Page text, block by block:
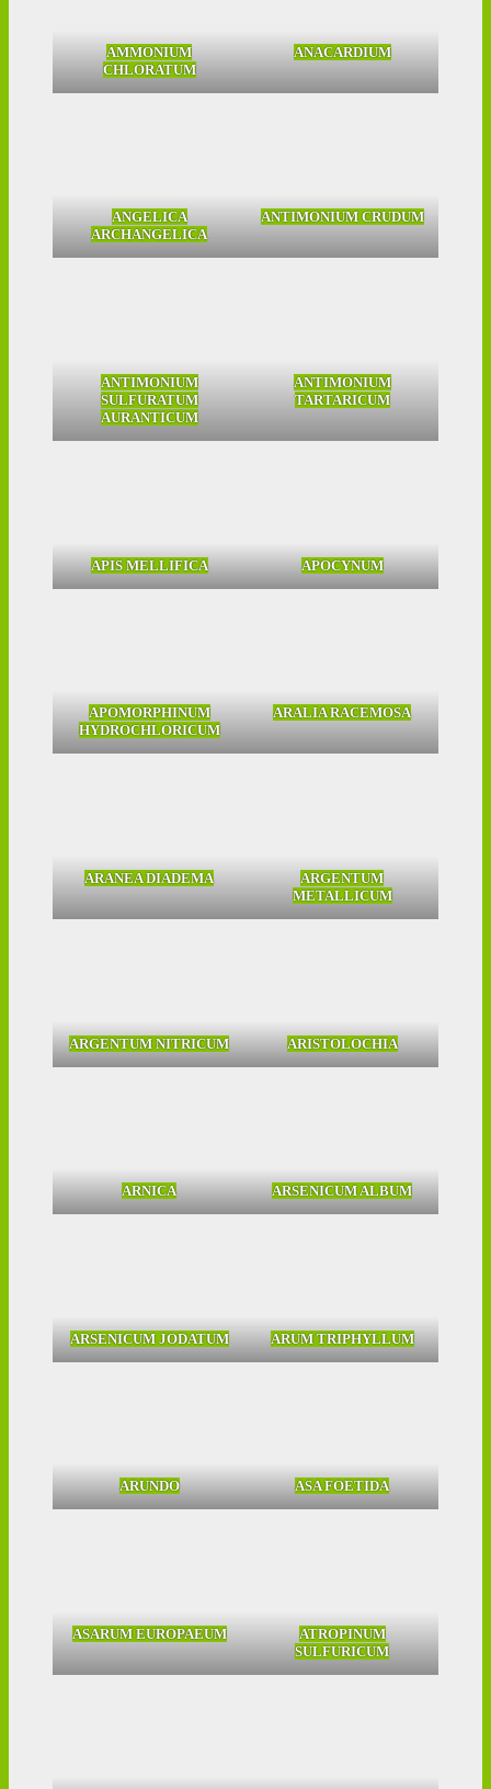
AMMONIUM
CHLORATUM
ANACARDIUM
ANGELICA
ARCHANGELICA
ANTIMONIUM CRUDUM
ANTIMONIUM
SULFURATUM
AURANTICUM
ANTIMONIUM
TARTARICUM
APIS MELLIFICA APOCYNUM
APOMORPHINUM
HYDROCHLORICUM
ARALIA RACEMOSA
ARANEA DIADEMA
ARGENTUM
METALLICUM
ARGENTUM NITRICUM ARISTOLOCHIA
ARNICA ARSENICUM ALBUM
ARSENICUM JODATUM ARUM TRIPHYLLUM
ARUNDO ASA FOETIDA
ASARUM EUROPAEUM
ATROPINUM
SULFURICUM